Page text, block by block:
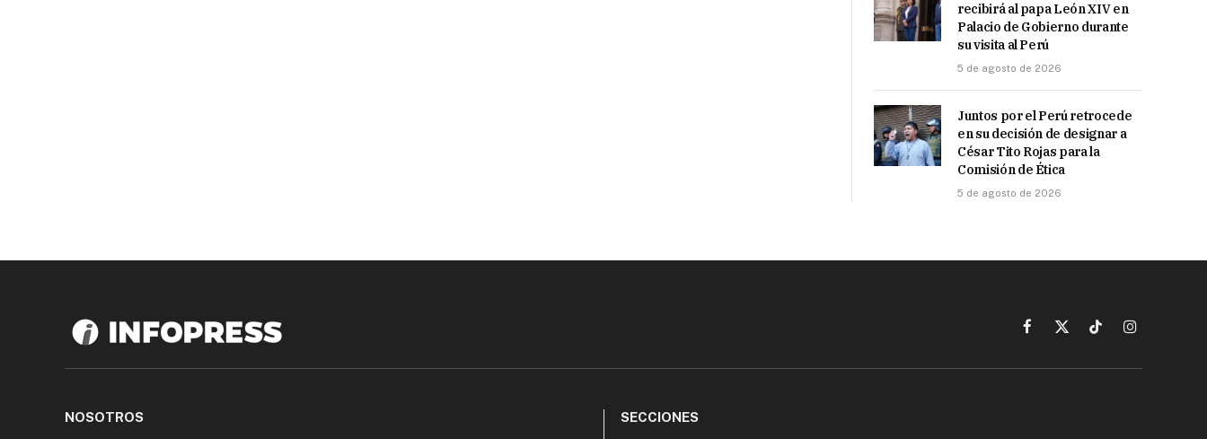
recibirá al papa León XIV en
Palacio de Gobierno durante
su visita al Perú
5 de agosto de 2026
Juntos por el Perú retrocede
en su decisión de designar a
César Tito Rojas para la
Comisión de Ética
5 de agosto de 2026
Facebook
X
TikTokInstagram
NOSOTROS SECCIONES